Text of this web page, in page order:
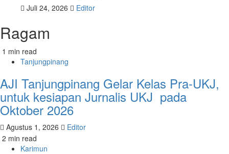
Juli 24, 2026 Editor
Ragam
1 min read
Tanjungpinang
AJI Tanjungpinang Gelar Kelas Pra-UKJ,
untuk kesiapan Jurnalis UKJ pada
Oktober 2026
Agustus 1, 2026
Editor
2 min read
Karimun